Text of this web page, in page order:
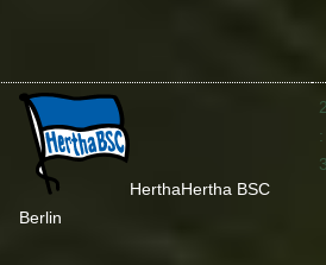
HerthaHertha BSC
Berlin
: